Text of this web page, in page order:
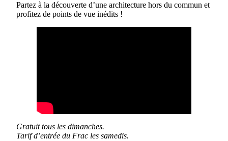
Partez à la découverte d’une architecture hors du commun et
profitez de points de vue inédits !
Gratuit tous les dimanches.
Tarif d’entrée du Frac les samedis.